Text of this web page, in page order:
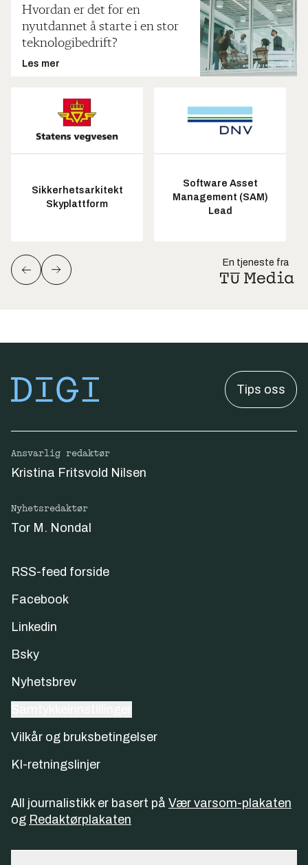
Hvordan er det for en
nyutdannet å starte i en stor
teknologibedrift?
Les mer
Sikkerhetsarkitekt
Skyplattform
Software Asset
Management (SAM)
Lead
En tjeneste fra
Tips oss
Ansvarlig redaktør
Kristina Fritsvold Nilsen
Nyhetsredaktør
Tor M. Nondal
RSS-feed forside
Facebook
Linkedin
Bsky
Nyhetsbrev
Vilkår og bruksbetingelser
KI-retningslinjer
All journalistikk er basert på Vær varsom-plakaten
og Redaktørplakaten